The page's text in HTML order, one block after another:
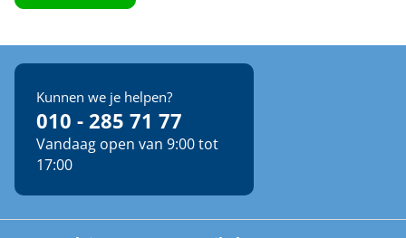
Kunnen we je helpen?
010 - 285 71 77
Vandaag open van 9:00 tot
17:00